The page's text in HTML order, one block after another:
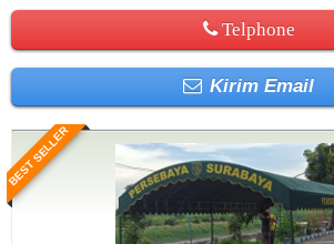
Telphone
Kirim Email
BEST SELLER